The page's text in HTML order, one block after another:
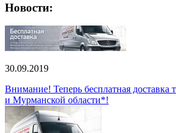
Новости:
30.09.2019
Внимание! Теперь бесплатная
и Мурманской области*!